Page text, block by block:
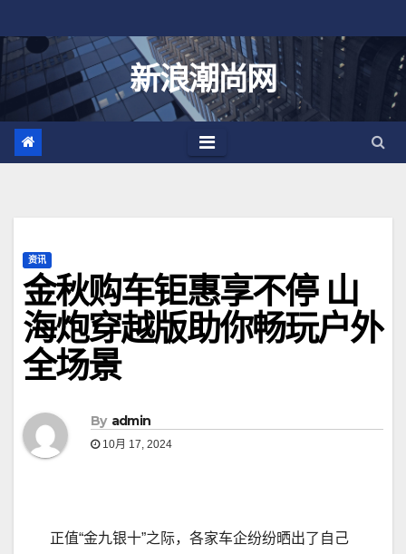
至
新浪潮尚网
资讯
金秋购车钜惠享不停 山
海炮穿越版助你畅玩户外
全场景
By admin
10月 17, 2024
正值“金九银十”之际，各家车企纷纷晒出了自己